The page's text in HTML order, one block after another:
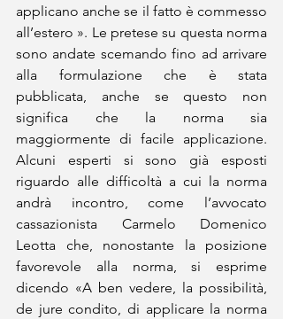
applicano anche se il fatto è commesso
all’estero ». Le pretese su questa norma
sono andate scemando fino ad arrivare
alla formulazione che è stata
pubblicata, anche se questo non
significa che la norma sia
maggiormente di facile applicazione.
Alcuni esperti si sono già esposti
riguardo alle difficoltà a cui la norma
andrà incontro, come l’avvocato
cassazionista Carmelo Domenico
Leotta che, nonostante la posizione
favorevole alla norma, si esprime
dicendo «A ben vedere, la possibilità,
de jure condito, di applicare la norma